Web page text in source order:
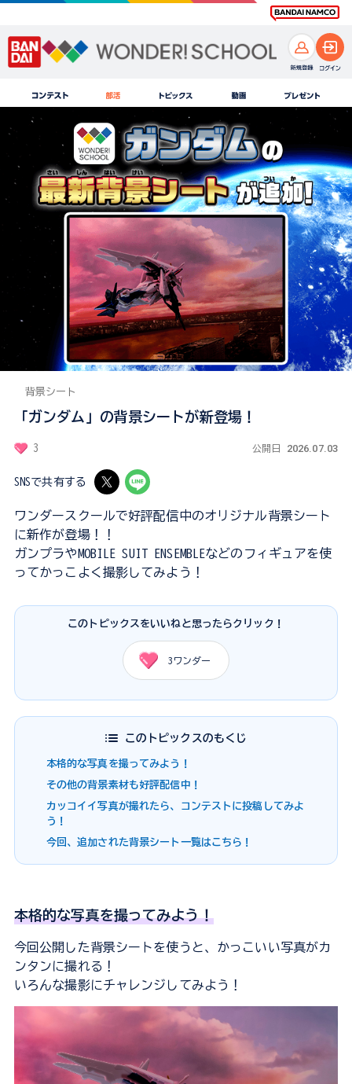
「ガンダム」の背景シートが新登場！
背景シート
3 公開日 2026.07.03
SNSで共有する
ワンダースクールで好評配信中のオリジナル背景シート
に新作が登場！！
ガンプラやMOBILE SUIT ENSEMBLEなどのフィギュアを使
ってかっこよく撮影してみよう！
このトピックスをいいねと思ったらクリック！
3 ワンダー
このトピックスのもくじ
本格的な写真を撮ってみよう！
その他の背景素材も好評配信中！
カッコイイ写真が撮れたら、コンテストに投稿してみよ
う！
今回、追加された背景シート一覧はこちら！
本格的な写真を撮ってみよう！
今回公開した背景シートを使うと、かっこいい写真がカ
ンタンに撮れる！
いろんな撮影にチャレンジしてみよう！